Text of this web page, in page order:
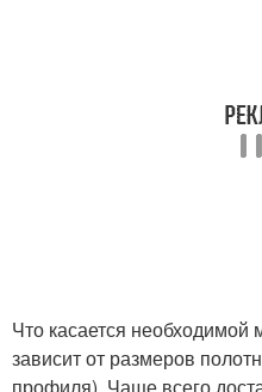
Что касается
зависит от размеров
профиля). Чаще всего